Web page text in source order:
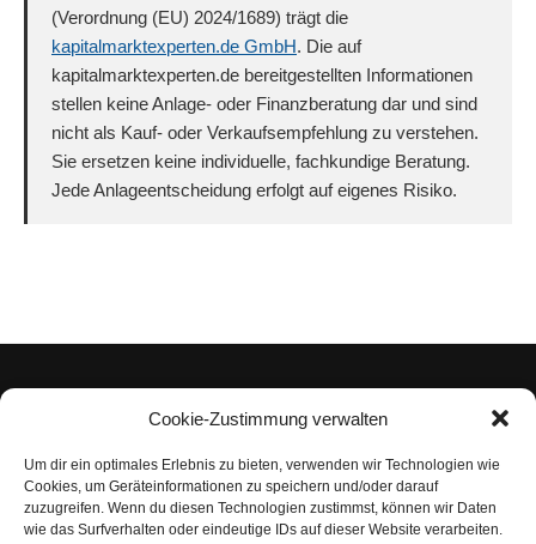
Cookie-Zustimmung verwalten
Um dir ein optimales Erlebnis zu bieten, verwenden wir Technologien wie
Cookies, um Geräteinformationen zu speichern und/oder darauf
zuzugreifen. Wenn du diesen Technologien zustimmst, können wir Daten
wie das Surfverhalten oder eindeutige IDs auf dieser Website verarbeiten.
(Verordnung (EU) 2024/1689) trägt die
kapitalmarktexperten.de GmbH. Die auf
kapitalmarktexperten.de bereitgestellten Informationen
stellen keine Anlage- oder Finanzberatung dar und sind
nicht als Kauf- oder Verkaufsempfehlung zu verstehen.
Sie ersetzen keine individuelle, fachkundige Beratung.
Jede Anlageentscheidung erfolgt auf eigenes Risiko.
Impressum
Datenschutzerklärung